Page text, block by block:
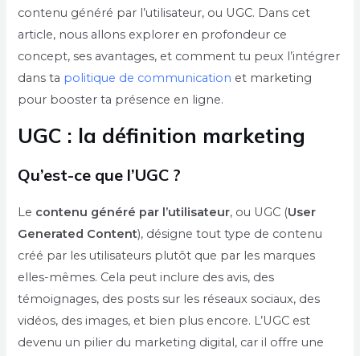
contenu généré par l’utilisateur, ou UGC. Dans cet
article, nous allons explorer en profondeur ce
concept, ses avantages, et comment tu peux l’intégrer
dans ta politique de communication et marketing
pour booster ta présence en ligne.
UGC : la définition marketing
Qu’est-ce que l’UGC ?
Le contenu généré par l’utilisateur, ou UGC (User
Generated Content), désigne tout type de contenu
créé par les utilisateurs plutôt que par les marques
elles-mêmes. Cela peut inclure des avis, des
témoignages, des posts sur les réseaux sociaux, des
vidéos, des images, et bien plus encore. L’UGC est
devenu un pilier du marketing digital, car il offre une